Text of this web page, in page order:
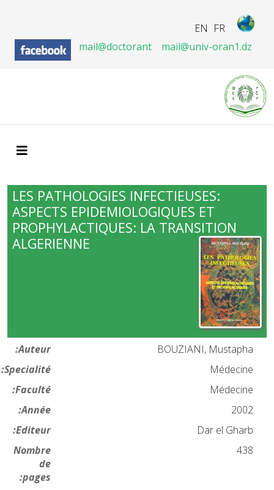
FR
EN
mail@doctorant
mail@univ-oran1.dz
LES PATHOLOGIES INFECTIEUSES:
ASPECTS EPIDEMIOLOGIQUES ET
PROPHYLACTIQUES: LA TRANSITION
ALGERIENNE
Auteur:
BOUZIANI, Mustapha
Specialité:
Médecine
Faculté:
Médecine
Année:
2002
Editeur:
Dar el Gharb
Nombre
de
pages:
438